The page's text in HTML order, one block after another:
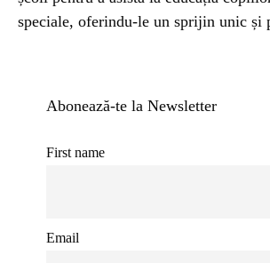
speciale, oferindu-le un sprijin unic și
Abonează-te la Newsletter
First name
Email